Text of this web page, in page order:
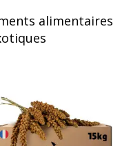
alimentaires